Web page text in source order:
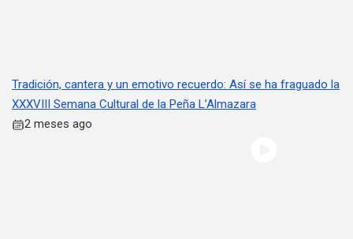
Tradición, cantera y un emotivo recuerdo: Así se ha fraguado la
XXXVIII Semana Cultural de la Peña L’Almazara
2 meses ago